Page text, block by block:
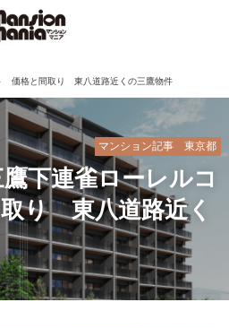
価格と間取り 東八道路近くの三鷹物件
マンション記事 東京都
下連雀ローレルコ
り 東八道路近く